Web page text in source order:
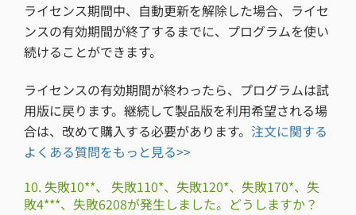
ライセンス期間中、自動更新を解除した場合、ライセ
ンスの有効期間が終了するまでに、プログラムを使い
続けることができます。
ライセンスの有効期間が終わったら、プログラムは試
用版に戻ります。継続して製品版を利用希望される場
合は、改めて購入する必要があります。 注文に関する
よくある質問をもっと見る>>
10. 失敗10**、 失敗110*、失敗120*、失敗170*、失
敗4***、失敗6208が発生しました。どうしますか？